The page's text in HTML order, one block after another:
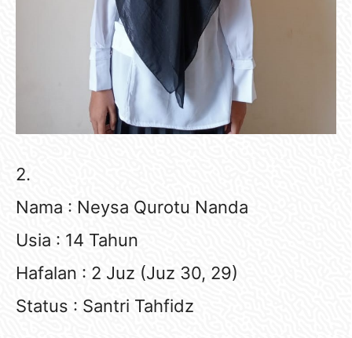
2.
Nama : Neysa Qurotu Nanda
Usia : 14 Tahun
Hafalan : 2 Juz (Juz 30, 29)
Status : Santri Tahfidz